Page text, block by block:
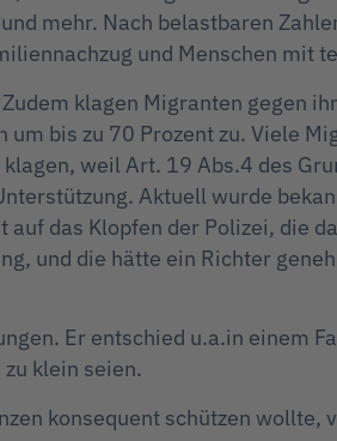
mehr. Nach belastbaren
und Menschen mit
klagen Migranten gegen
bis zu 70 Prozent zu. Viele
weil Art. 19 Abs.4 des
Aktuell wurde
das Klopfen der Polizei, die
und die hätte ein Richter
Er entschied u.a.in einem
klein seien.
konsequent schützen